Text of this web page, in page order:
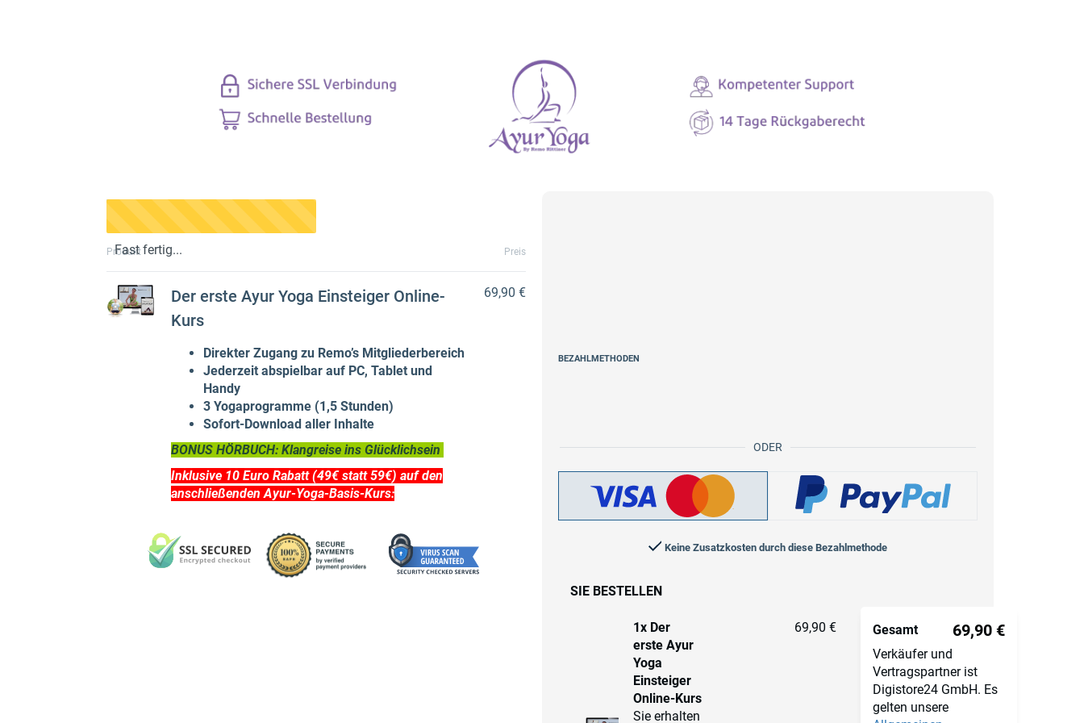
Fast fertig...
Produkt Preis
Der erste Ayur Yoga Einsteiger Online-
Kurs
Direkter Zugang zu Remo’s Mitgliederbereich
Jederzeit abspielbar auf PC, Tablet und
Handy
3 Yogaprogramme (1,5 Stunden)
Sofort-Download aller Inhalte
BONUS HÖRBUCH: Klangreise ins Glücklichsein
Inklusive 10 Euro Rabatt (49€ statt 59€) auf den
anschließenden Ayur-Yoga-Basis-Kurs:
69,90 €
ODER
BEZAHLMETHODEN
Keine Zusatzkosten durch diese Bezahlmethode
SIE BESTELLEN
1x Der
erste Ayur
Yoga
Einsteiger
Online-Kurs
Sie erhalten
69,90 € Gesamt 69,90 €
Verkäufer und
Vertragspartner ist
Digistore24 GmbH. Es
gelten unsere